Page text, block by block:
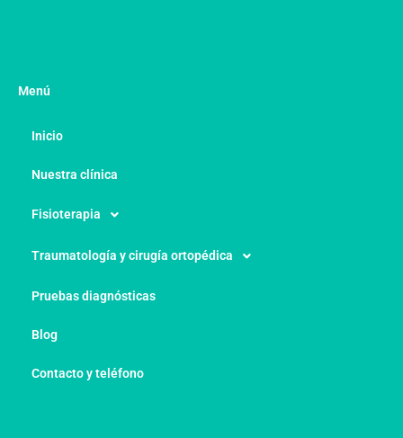
Menú
Inicio
Nuestra clínica
Fisioterapia
Traumatología y cirugía ortopédica
Pruebas diagnósticas
Blog
Contacto y teléfono